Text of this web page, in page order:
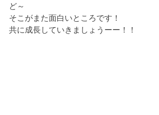
ど～
そこがまた面白いところです！
共に成長していきましょうーー！！